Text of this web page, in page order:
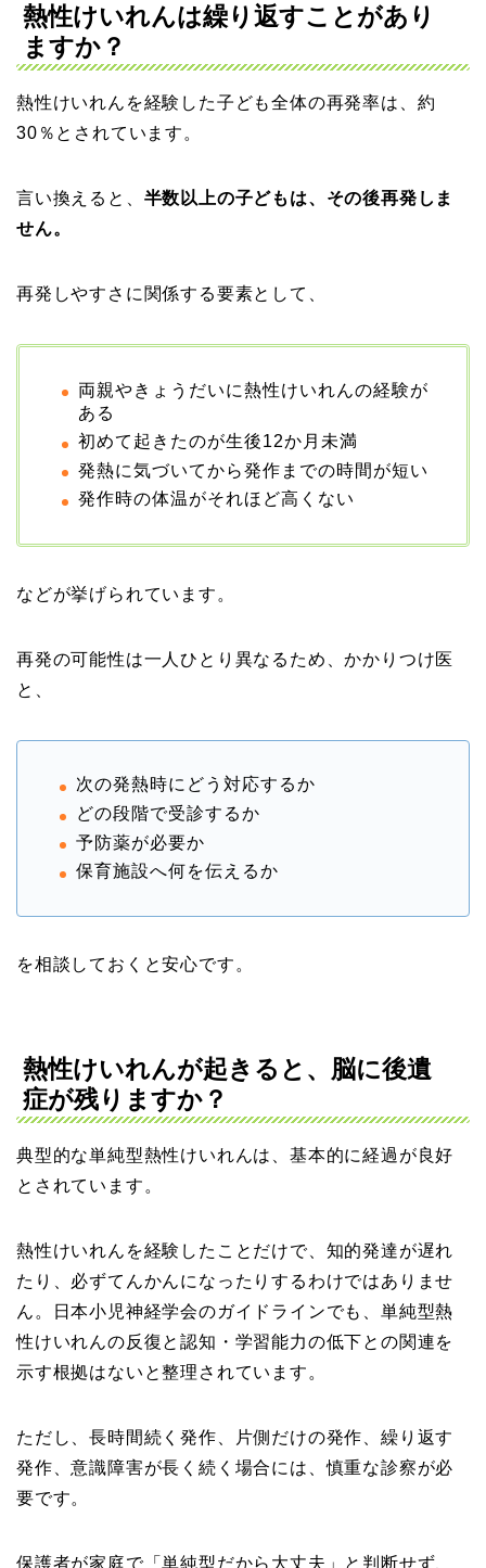
熱性けいれんは繰り返すことがあり
ますか？
熱性けいれんを経験した子ども全体の再発率は、約
30％とされています。
言い換えると、 半数以上の子どもは、その後再発しま
せん。
再発しやすさに関係する要素として、
両親やきょうだいに熱性けいれんの経験が
ある
初めて起きたのが生後12か月未満
発熱に気づいてから発作までの時間が短い
発作時の体温がそれほど高くない
などが挙げられています。
再発の可能性は一人ひとり異なるため、かかりつけ医
と、
次の発熱時にどう対応するか
どの段階で受診するか
予防薬が必要か
保育施設へ何を伝えるか
を相談しておくと安心です。
熱性けいれんが起きると、脳に後遺
症が残りますか？
典型的な単純型熱性けいれんは、基本的に経過が良好
とされています。
熱性けいれんを経験したことだけで、知的発達が遅れ
たり、必ずてんかんになったりするわけではありませ
ん。日本小児神経学会のガイドラインでも、単純型熱
性けいれんの反復と認知・学習能力の低下との関連を
示す根拠はないと整理されています。
ただし、長時間続く発作、片側だけの発作、繰り返す
発作、意識障害が長く続く場合には、慎重な診察が必
要です。
保護者が家庭で「単純型だから大丈夫」と判断せず、